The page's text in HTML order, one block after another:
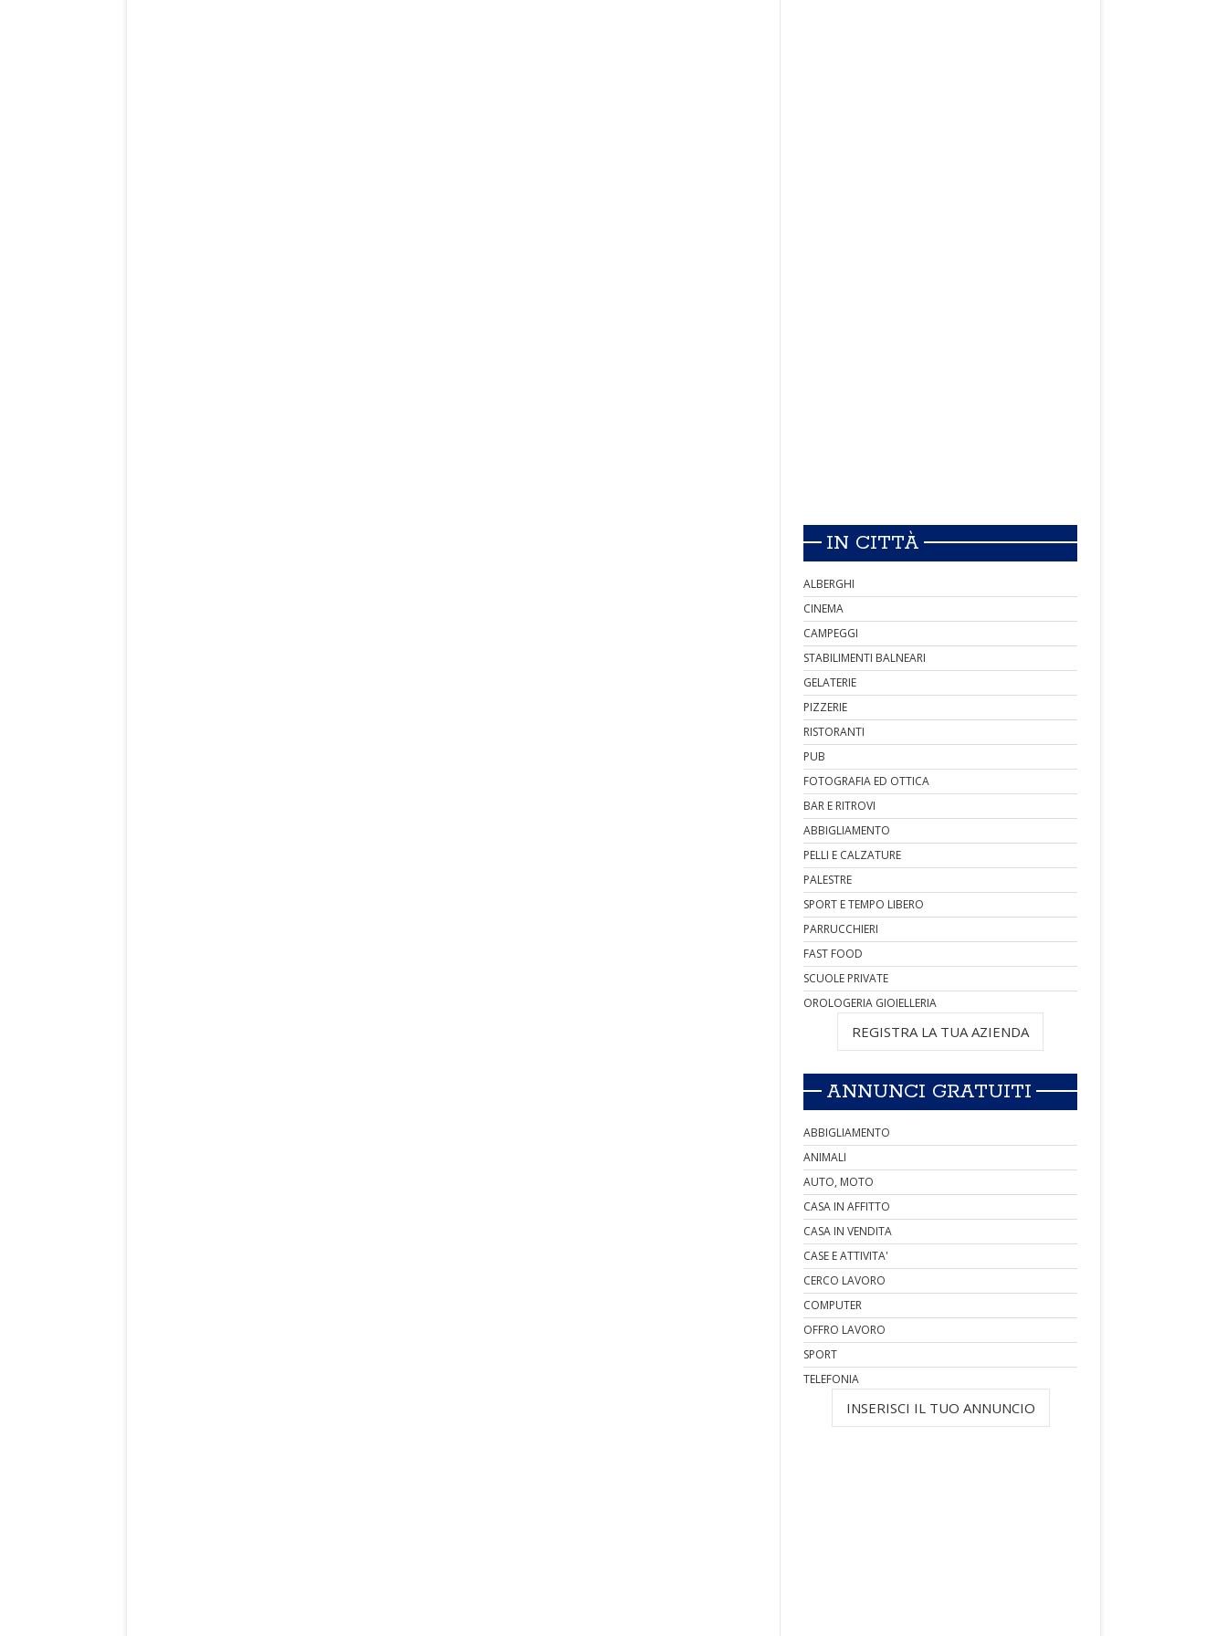
IN CITTÀ
ALBERGHI
CINEMA
CAMPEGGI
STABILIMENTI BALNEARI
GELATERIE
PIZZERIE
RISTORANTI
PUB
FOTOGRAFIA ED OTTICA
BAR E RITROVI
ABBIGLIAMENTO
PELLI E CALZATURE
PALESTRE
SPORT E TEMPO LIBERO
PARRUCCHIERI
FAST FOOD
SCUOLE PRIVATE
OROLOGERIA GIOIELLERIA
REGISTRA LA TUA AZIENDA
ANNUNCI GRATUITI
ABBIGLIAMENTO
ANIMALI
AUTO, MOTO
CASA IN AFFITTO
CASA IN VENDITA
CASE E ATTIVITA'
CERCO LAVORO
COMPUTER
OFFRO LAVORO
SPORT
TELEFONIA
INSERISCI IL TUO ANNUNCIO